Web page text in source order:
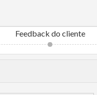
Feedback do cliente